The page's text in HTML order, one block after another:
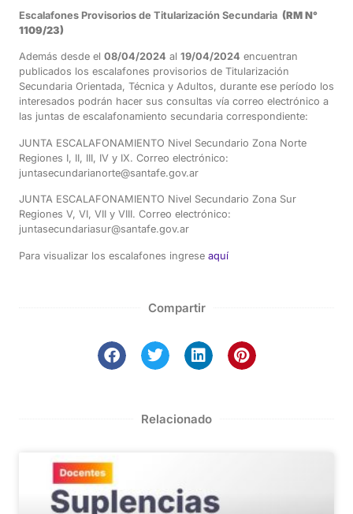
Escalafones Provisorios de Titularización Secundaria (RM N°
1109/23)
Además desde el 08/04/2024 al 19/04/2024 encuentran
publicados los escalafones provisorios de Titularización
Secundaria Orientada, Técnica y Adultos, durante ese período los
interesados podrán hacer sus consultas vía correo electrónico a
las juntas de escalafonamiento secundaria correspondiente:
JUNTA ESCALAFONAMIENTO Nivel Secundario Zona Norte
Regiones I, II, III, IV y IX. Correo electrónico:
juntasecundarianorte@santafe.gov.ar
JUNTA ESCALAFONAMIENTO Nivel Secundario Zona Sur
Regiones V, VI, VII y VIII. Correo electrónico:
juntasecundariasur@santafe.gov.ar
Para visualizar los escalafones ingrese aquí
Compartir
Relacionado